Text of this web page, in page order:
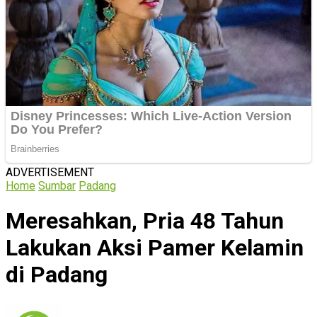
ADVERTISEMENT
Home Sumbar Padang
Meresahkan, Pria 48 Tahun
Lakukan Aksi Pamer Kelamin
di Padang